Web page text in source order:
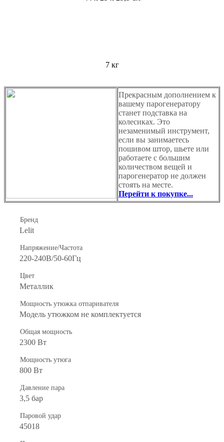
7 кг
Прекрасным дополнением к
вашему парогенератору
станет подставка на
колесиках. Это
незаменимый инструмент,
если вы занимаетесь
пошивом штор, шьете или
работаете с большим
количеством вещей и
парогенератор не должен
стоять на месте.
Перейти к покупке...
Бренд
Lelit
Напряжение/Частота
220-240В/50-60Гц
Цвет
Металлик
Мощность утюжка отпаривателя
Модель утюжком не комплектуется
Общая мощность
2300 Вт
Мощность утюга
800 Вт
Давление пара
3,5 бар
Паровой удар
45018